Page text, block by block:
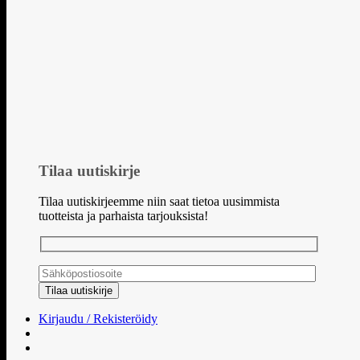
Tilaa uutiskirje
Tilaa uutiskirjeemme niin saat tietoa uusimmista
tuotteista ja parhaista tarjouksista!
Kirjaudu / Rekisteröidy